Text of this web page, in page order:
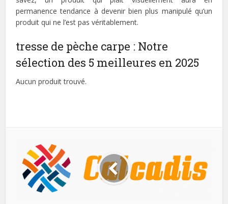
permanence tendance à devenir bien plus manipulé qu’un
produit qui ne l’est pas véritablement.
tresse de pèche carpe : Notre
sélection des 5 meilleures en 2025
Aucun produit trouvé.